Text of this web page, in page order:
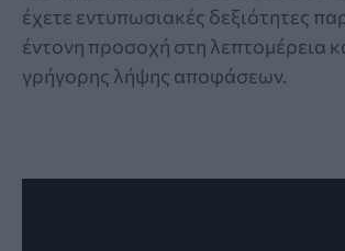
έχετε εντυπωσιακές δεξιότητες
έντονη προσοχή στη λεπτομέρεια
γρήγορης λήψης αποφάσεων.